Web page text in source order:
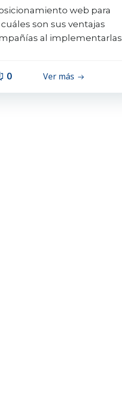
web para
son sus ventajas
al
0 Ver más